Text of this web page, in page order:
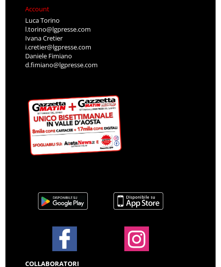
Account
Luca Torino
l.torino@lgpresse.com
Ivana Cretier
i.cretier@lgpresse.com
Daniele Fimiano
d.fimiano@lgpresse.com
COLLABORATORI